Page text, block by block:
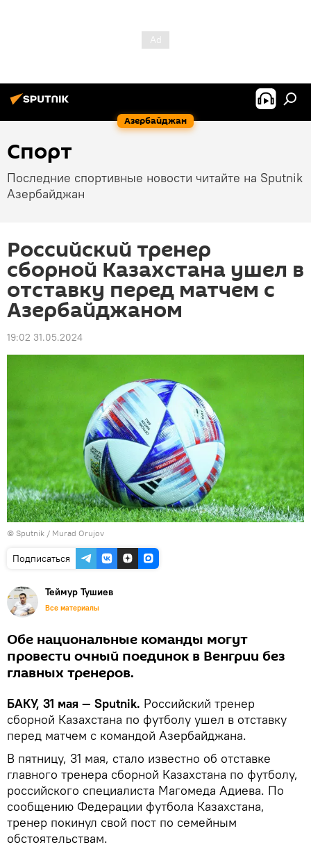
Азербайджан
Спорт
Последние спортивные новости читайте на Sputnik
Азербайджан
Российский тренер
сборной Казахстана ушел в
отставку перед матчем с
Азербайджаном
19:02 31.05.2024
© Sputnik / Murad Orujov
Подписаться
Теймур Тушиев
Все материалы
Обе национальные команды могут
провести очный поединок в Венгрии без
главных тренеров.
БАКУ, 31 мая — Sputnik. Российский тренер
сборной Казахстана по футболу ушел в отставку
перед матчем с командой Азербайджана.
В пятницу, 31 мая, стало известно об отставке
главного тренера сборной Казахстана по футболу,
российского специалиста Магомеда Адиева. По
сообщению Федерации футбола Казахстана,
тренер покинул свой пост по семейным
обстоятельствам.